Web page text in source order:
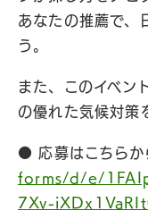
あなたの推薦で、
う。
また、このイベン
の優れた気候対策
● 応募はこちらか
forms/d/e/
7Xv-